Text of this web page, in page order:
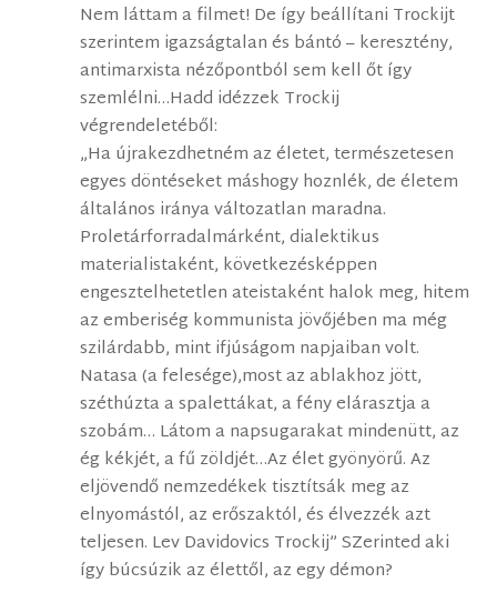
Nem láttam a filmet! De így beállítani Trockijt
szerintem igazságtalan és bántó – keresztény,
antimarxista nézőpontból sem kell őt így
szemlélni…Hadd idézzek Trockij
végrendeletéből:
„Ha újrakezdhetném az életet, természetesen
egyes döntéseket máshogy hoznlék, de életem
általános iránya változatlan maradna.
Proletárforradalmárként, dialektikus
materialistaként, következésképpen
engesztelhetetlen ateistaként halok meg, hitem
az emberiség kommunista jövőjében ma még
szilárdabb, mint ifjúságom napjaiban volt.
Natasa (a felesége),most az ablakhoz jött,
széthúzta a spalettákat, a fény elárasztja a
szobám… Látom a napsugarakat mindenütt, az
ég kékjét, a fű zöldjét…Az élet gyönyörű. Az
eljövendő nemzedékek tisztítsák meg az
elnyomástól, az erőszaktól, és élvezzék azt
teljesen. Lev Davidovics Trockij” SZerinted aki
így búcsúzik az élettől, az egy démon?